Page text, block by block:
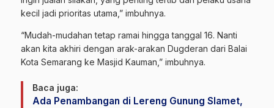
kecil jadi prioritas utama,” imbuhnya.
“Mudah-mudahan tetap ramai hingga tanggal 16. Nanti
akan kita akhiri dengan arak-arakan Dugderan dari Balai
Kota Semarang ke Masjid Kauman,” imbuhnya.
Baca juga:
Ada Penambangan di Lereng Gunung Slamet,